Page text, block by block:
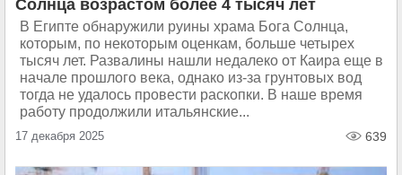
Солнца возрастом более 4 тысяч лет
В Египте обнаружили руины храма Бога Солнца,
которым, по некоторым оценкам, больше четырех
тысяч лет. Развалины нашли недалеко от Каира еще в
начале прошлого века, однако из-за грунтовых вод
тогда не удалось провести раскопки. В наше время
работу продолжили итальянские...
17 декабря 2025 639